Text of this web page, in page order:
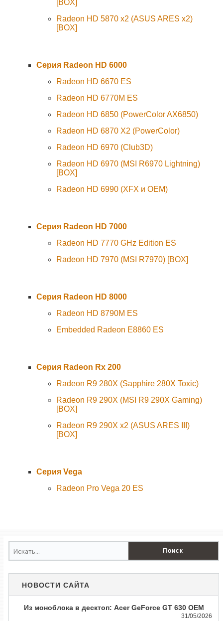
[BOX]
Radeon HD 5870 x2 (ASUS ARES x2)
[BOX]
Серия Radeon HD 6000
Radeon HD 6670 ES
Radeon HD 6770M ES
Radeon HD 6850 (PowerColor AX6850)
Radeon HD 6870 X2 (PowerColor)
Radeon HD 6970 (Club3D)
Radeon HD 6970 (MSI R6970 Lightning)
[BOX]
Radeon HD 6990 (XFX и OEM)
Серия Radeon HD 7000
Radeon HD 7770 GHz Edition ES
Radeon HD 7970 (MSI R7970) [BOX]
Серия Radeon HD 8000
Radeon HD 8790M ES
Embedded Radeon E8860 ES
Серия Radeon Rx 200
Radeon R9 280X (Sapphire 280X Toxic)
Radeon R9 290X (MSI R9 290X Gaming)
[BOX]
Radeon R9 290X x2 (ASUS ARES III)
[BOX]
Серия Vega
Radeon Pro Vega 20 ES
НОВОСТИ САЙТА
Из моноблока в десктоп: Acer GeForce GT 630 OEM
31/05/2026